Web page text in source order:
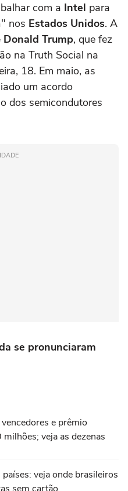
com a Intel para
nos Estados Unidos. A
Donald Trump, que fez
na Truth Social na
18. Em maio, as
um acordo
dos semicondutores
se pronunciaram
e prêmio
veja as dezenas
veja onde brasileiros